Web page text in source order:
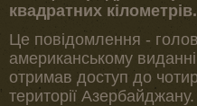
квадратних кілометрів.
Це повідомлення -
американському
отримав доступ до
території Азербайджану.